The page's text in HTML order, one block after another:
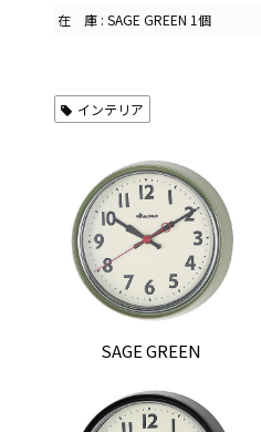
在 庫 : SAGE GREEN 1個
インテリア
SAGE GREEN